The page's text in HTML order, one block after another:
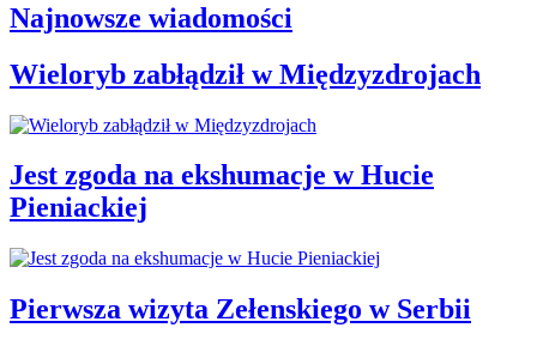
Najnowsze wiadomości
Wieloryb zabłądził w Międzyzdrojach
Jest zgoda na ekshumacje w Hucie
Pieniackiej
Pierwsza wizyta Zełenskiego w Serbii